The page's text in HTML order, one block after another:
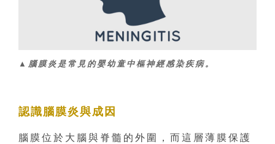
▲腦膜炎是常見的嬰幼童中樞神經感染疾病。
認識腦膜炎與成因
腦膜位於大腦與脊髓的外圍，而這層薄膜保護